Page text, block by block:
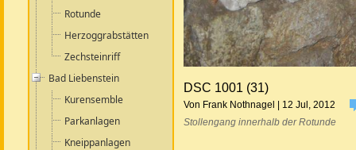
Rotunde
Herzoggrabstätten
Zechsteinriff
Bad Liebenstein
Kurensemble
Parkanlagen
Kneippanlagen
DSC 1001 (31)
Von Frank Nothnagel | 12 Jul, 2012
Stollengang innerhalb der Rotunde